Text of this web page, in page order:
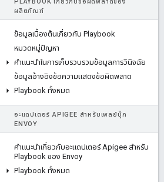
ผลิตภัณฑ์
ข้อมูลเบื้องต้นเกี่ยวกับ Playbook
หมวดหมู่ปัญหา
คําแนะนําในการเก็บรวบรวมข้อมูลการวินิจฉัย
ข้อมูลอ้างอิงข้อความแสดงข้อผิดพลาด
Playbook ทั้งหมด
อะแดปเตอร์ APIGEE สําหรับเพลย์บุ๊ก
ENVOY
คําแนะนําเกี่ยวกับอะแดปเตอร์ Apigee สําหรับ
Playbook ของ Envoy
Playbook ทั้งหมด